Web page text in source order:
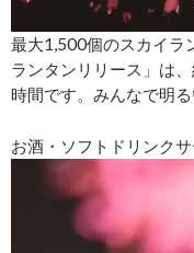
最大1,500個のスカイラ
ランタンリリース」は
時間です。みんなで明
お酒・ソフトドリンクサ